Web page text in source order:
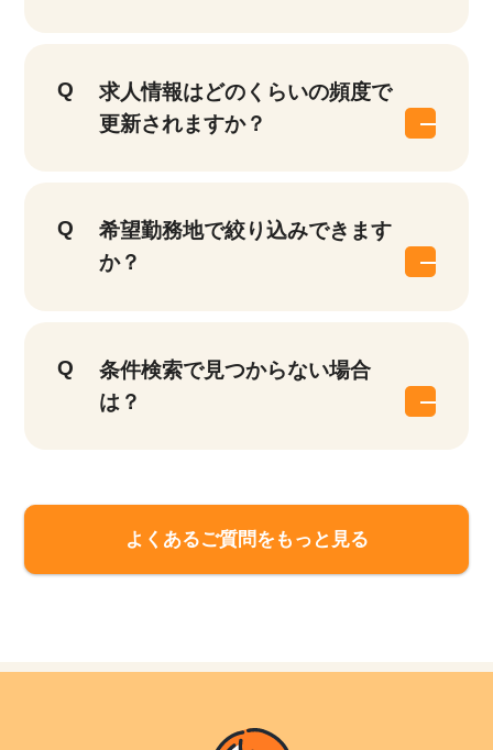
求人情報はどのくらいの頻度で
更新されますか？
希望勤務地で絞り込みできます
か？
条件検索で見つからない場合
は？
よくあるご質問をもっと見る